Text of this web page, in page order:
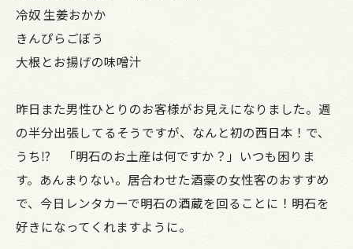
冷奴 生姜おかか
きんぴらごぼう
大根とお揚げの味噌汁
昨日また男性ひとりのお客様がお見えになりました。週
の半分出張してるそうですが、なんと初の西日本！で、
うち⁉ 「明石のお土産は何ですか？」いつも困りま
す。あんまりない。居合わせた酒豪の女性客のおすすめ
で、今日レンタカーで明石の酒蔵を回ることに！明石を
好きになってくれますように。